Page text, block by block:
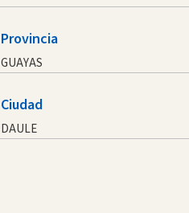
Provincia
GUAYAS
Ciudad
DAULE